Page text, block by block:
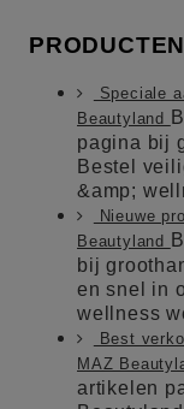
PRODUCTEN
Speciale
Beautyland
pagina bij
Bestel
&amp;
Nieuwe
Beautyland
bij
en snel in
wellness
Best
MAZ
artikelen